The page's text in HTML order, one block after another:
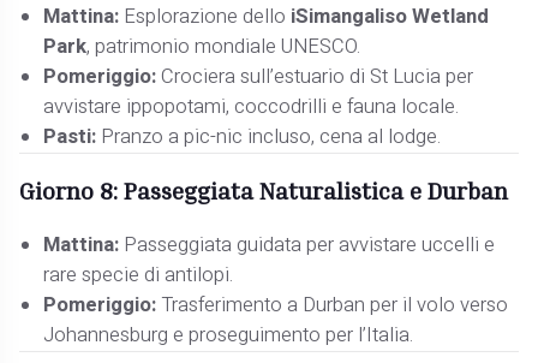
Mattina: Esplorazione dello iSimangaliso Wetland
Park, patrimonio mondiale UNESCO.
Pomeriggio:Crociera sull’estuario di St Lucia per
avvistare ippopotami, coccodrilli e fauna locale.
Pasti: Pranzo a pic-nic incluso, cena al lodge.
Giorno 8: Passeggiata Naturalistica e Durban
Mattina: Passeggiata guidata per avvistare uccelli e
rare specie di antilopi.
Pomeriggio: Trasferimento a Durban per il volo verso
Johannesburg e proseguimento per l’Italia.